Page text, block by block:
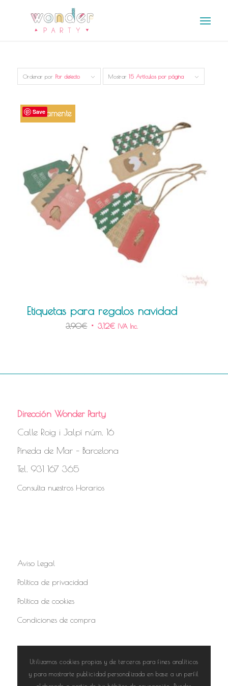
Ordenar por Por defecto Mostrar 15 Artículos por página
Próximamente
Etiquetas para regalos navidad
3,90€ 3,12€ IVA Inc.
Dirección Wonder Party
Calle Roig i Jalpí núm. 16
Pineda de Mar – Barcelona
Tel. 931 167 365
Consulta nuestros Horarios
Aviso Legal
Política de privacidad
Política de cookies
Condiciones de compra
Utilizamos cookies propias y de terceros para fines analíticos
y para mostrarte publicidad personalizada en base a un perfil
Save